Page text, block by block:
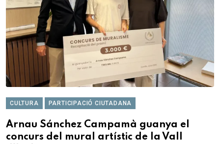
CULTURA PARTICIPACIÓ CIUTADANA
Arnau Sánchez Campamà guanya el
concurs del mural artístic de la Vall